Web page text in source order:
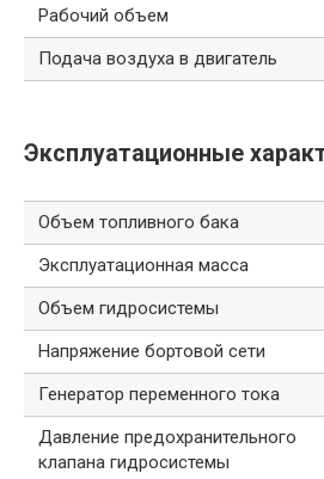
Рабочий объем
Подача воздуха в двигатель
Эксплуатационные
Объем топливного бака
Эксплуатационная масса
Объем гидросистемы
Напряжение бортовой сети
Генератор переменного тока
Давление предохранительного
клапана гидросистемы